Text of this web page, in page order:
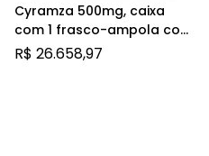
Cyramza 500mg, caixa
com 1 frasco-ampola com
50mL de solução de uso
R$ 26.658,97